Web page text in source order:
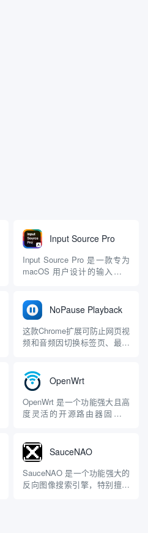
Input Source Pro
Input Source Pro 是一款专为
macOS 用户设计的输入法辅
语等）的多语言用户。该工具
由开发者 Runjuu 创建，最初
发布于 2022 年，现已升级为
开源项目（GPL-3...
NoPause Playback
这款Chrome扩展可防止网页视
频和音频因切换标签页、最小
面、处理多任务，还是使用多
屏幕环境，视频和音频都能持
续播放不中断，让你的观看和
听觉体验更加流畅。 该扩展主
OpenWrt
OpenWrt 是一个功能强大且高
度灵活的开源路由器固件项
由器）提供一个完全可定制的
操作系统。它基于Linux内核，
提供了比大多数商用路由器固
件更多的功能和控制权，广泛
SauceNAO
SauceNAO 是一个功能强大的
反向图像搜索引擎，特别擅长